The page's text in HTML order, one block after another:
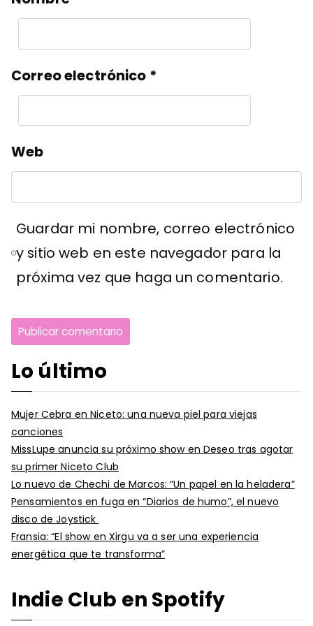
Correo electrónico *
Web
Guardar mi nombre, correo electrónico
y sitio web en este navegador para la
próxima vez que haga un comentario.
Lo último
Mujer Cebra en Niceto: una nueva piel para viejas
canciones
MissLupe anuncia su próximo show en Deseo tras agotar
su primer Niceto Club
Lo nuevo de Chechi de Marcos: “Un papel en la heladera”
Pensamientos en fuga en “Diarios de humo”, el nuevo
disco de Joystick
Fransia: “El show en Xirgu va a ser una experiencia
energética que te transforma”
Indie Club en Spotify